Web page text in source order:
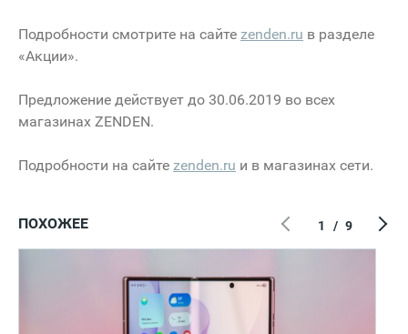
Подробности смотрите на сайте zenden.ru в разделе
«Акции».
Предложение действует до 30.06.2019 во всех
магазинах ZENDEN.
Подробности на сайте zenden.ru и в магазинах сети.
ПОХОЖЕЕ 1 / 9